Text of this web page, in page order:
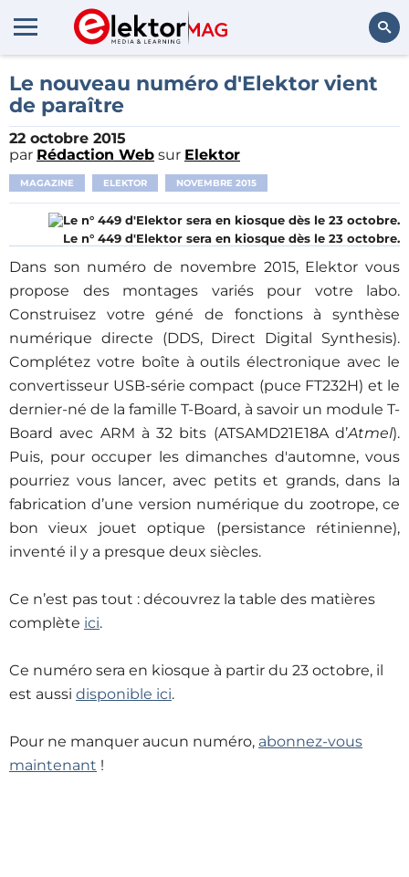
Rechercher
Le nouveau numéro d'Elektor vient
de paraître
22 octobre 2015
par Rédaction Web sur Elektor
MAGAZINE ELEKTOR NOVEMBRE 2015
Le n° 449 d'Elektor sera en kiosque dès le 23 octobre.
Dans son numéro de novembre 2015, Elektor vous
propose des montages variés pour votre labo.
Construisez votre géné de fonctions à synthèse
numérique directe (DDS, Direct Digital Synthesis).
Complétez votre boîte à outils électronique avec le
convertisseur USB-série compact (puce FT232H) et le
dernier-né de la famille T-Board, à savoir un module T-
Board avec ARM à 32 bits (ATSAMD21E18A d’Atmel).
Puis, pour occuper les dimanches d'automne, vous
pourriez vous lancer, avec petits et grands, dans la
fabrication d’une version numérique du zootrope, ce
bon vieux jouet optique (persistance rétinienne),
inventé il y a presque deux siècles.
Ce n’est pas tout : découvrez la table des matières
complète ici.
Ce numéro sera en kiosque à partir du 23 octobre, il
est aussi disponible ici.
Pour ne manquer aucun numéro, abonnez-vous
maintenant !